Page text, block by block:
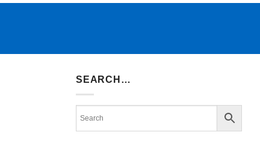
SEARCH…